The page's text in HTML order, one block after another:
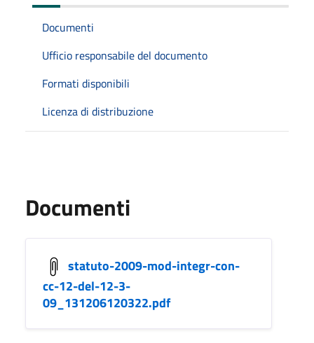
Documenti
Ufficio responsabile del documento
Formati disponibili
Licenza di distribuzione
Documenti
statuto-2009-mod-integr-con-
cc-12-del-12-3-
09_131206120322.pdf